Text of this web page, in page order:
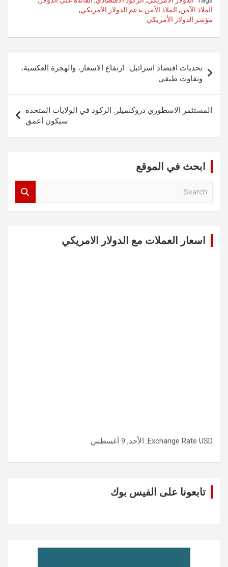
الملاذ الآمن, الملاذ الآمن يدعم الدولار الأمريكي,
مؤشر الدولار الأمريكي
المقالات
تحديات اقتصاد اسرائيل : ارتفاع الاسعار، والهجرة العكسية،
وتفاوت طبقي
المستثمر الاسطوري دروكنميلر: الركود في الولايات المتحدة
سيكون أعمق
ابحث في الموقع
اسعار العملات مع الدولار الامريكي
Exchange Rate USD : الأحد, 9 أغسطس.
تابعونا على الفيس بوك